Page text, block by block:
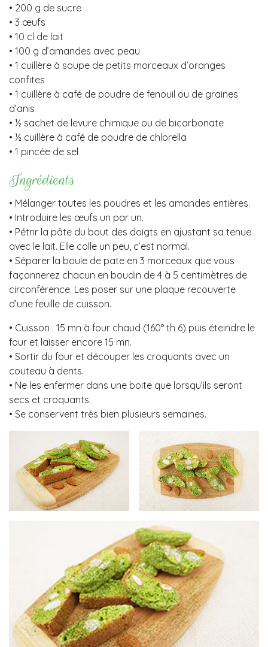
• 200 g de sucre
• 3 œufs
• 10 cl de lait
• 100 g d’amandes avec peau
• 1 cuillère à soupe de petits morceaux d’oranges
confites
• 1 cuillère à café de poudre de fenouil ou de graines
d’anis
• ½ sachet de levure chimique ou de bicarbonate
• ½ cuillère à café de poudre de chlorella
• 1 pincée de sel
Ingrédients
• Mélanger toutes les poudres et les amandes entières.
• Introduire les œufs un par un.
• Pétrir la pâte du bout des doigts en ajustant sa tenue
avec le lait. Elle colle un peu, c’est normal.
• Séparer la boule de pate en 3 morceaux que vous
façonnerez chacun en boudin de 4 à 5 centimètres de
circonférence. Les poser sur une plaque recouverte
d’une feuille de cuisson.
• Cuisson : 15 mn à four chaud (160° th 6) puis éteindre le
four et laisser encore 15 mn.
• Sortir du four et découper les croquants avec un
couteau à dents.
• Ne les enfermer dans une boite que lorsqu’ils seront
secs et croquants.
• Se conservent très bien plusieurs semaines.